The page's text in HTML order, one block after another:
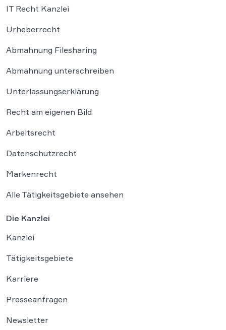
IT Recht Kanzlei
Urheberrecht
Abmahnung Filesharing
Abmahnung unterschreiben
Unterlassungserklärung
Recht am eigenen Bild
Arbeitsrecht
Datenschutzrecht
Markenrecht
Alle Tätigkeitsgebiete ansehen
Die Kanzlei
Kanzlei
Tätigkeitsgebiete
Karriere
Presseanfragen
Newsletter